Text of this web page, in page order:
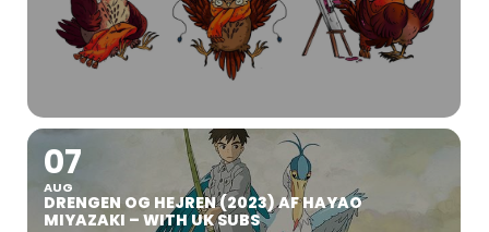
07
AUG
DRENGEN OG HEJREN (2023) AF HAYAO
MIYAZAKI – WITH UK SUBS